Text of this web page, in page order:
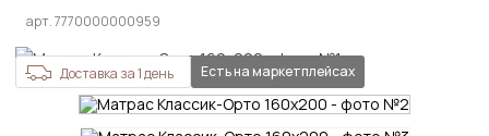
арт. 7770000000959
Доставка за 1 день Есть на маркетплейсах